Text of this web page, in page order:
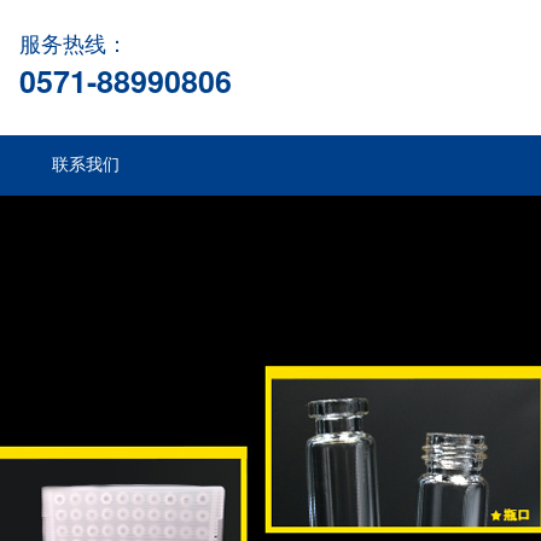
服务热线：
0571-88990806
联系我们